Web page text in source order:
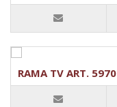
RAMA TV ART. 5970